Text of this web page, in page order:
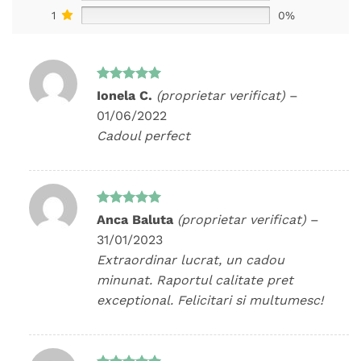
1
0%
Evaluat la
5din 5
Ionela C. (proprietar verificat) –
01/06/2022
Cadoul perfect
Evaluat la
Anca Baluta (proprietar verificat) –
31/01/2023
Extraordinar lucrat, un cadou
minunat. Raportul calitate pret
exceptional. Felicitari si multumesc!